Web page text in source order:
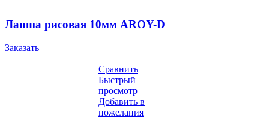
Лапша рисовая 10мм AROY-D
Заказать
Сравнить
Быстрый
просмотр
Добавить в
пожелания